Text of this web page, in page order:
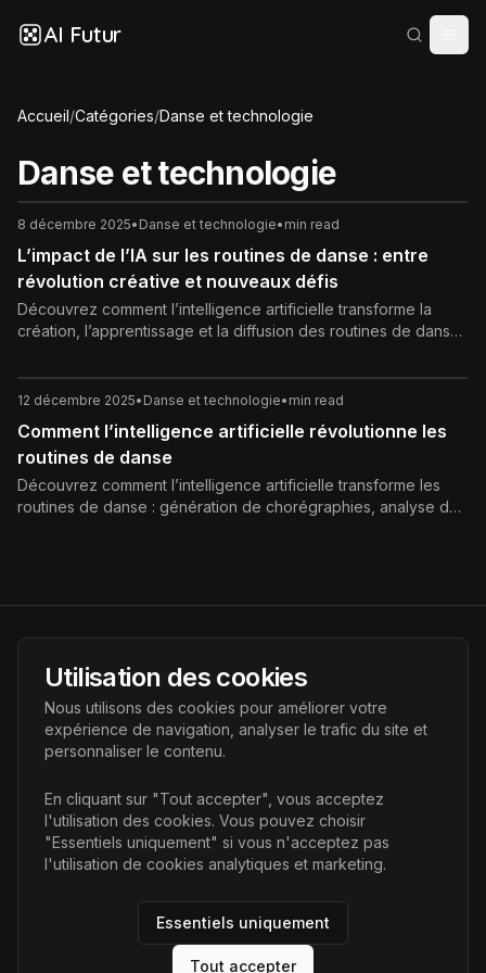
AI Futur
Accueil/Catégories/Danse et technologie
Danse et technologie
8 décembre 2025• Danse et technologie• min read
L’impact de l’IA sur les routines de danse : entre
révolution créative et nouveaux défis
Découvrez comment l’intelligence artificielle transforme la
création, l’apprentissage et la diffusion des routines de danse :
nouvelles esthétiques, mais aussi risques, limites et enjeux
éthiques.
12 décembre 2025• Danse et technologie• min read
Comment l’intelligence artificielle révolutionne les
routines de danse
Découvrez comment l’intelligence artificielle transforme les
routines de danse : génération de chorégraphies, analyse des
AI Futur
Portail de l'avenir de l'intelligence artificielle, vous aidant à
découvrir les dernières technologies IA.
Liens
Accueil
Articles
AI Futur. Tous droits réservés.
Utilisation des cookies
Nous utilisons des cookies pour améliorer votre
expérience de navigation, analyser le trafic du site et
personnaliser le contenu.
En cliquant sur "Tout accepter", vous acceptez
l'utilisation des cookies. Vous pouvez choisir
"Essentiels uniquement" si vous n'acceptez pas
l'utilisation de cookies analytiques et marketing.
Essentiels uniquement
Tout accepter